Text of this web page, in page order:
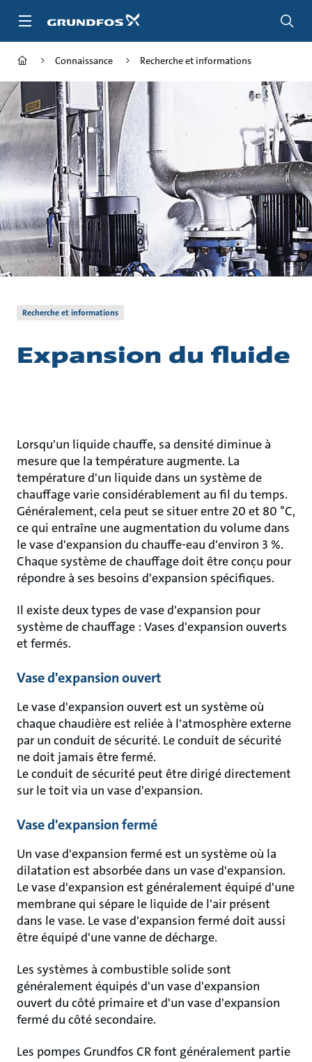
Connaissance Recherche et informations
Recherche et informations
Expansion du fluide
Lorsqu'un liquide chauffe, sa densité diminue à
mesure que la température augmente. La
température d'un liquide dans un système de
chauffage varie considérablement au fil du temps.
Généralement, cela peut se situer entre 20 et 80 °C,
ce qui entraîne une augmentation du volume dans
le vase d'expansion du chauffe-eau d'environ 3 %.
Chaque système de chauffage doit être conçu pour
répondre à ses besoins d'expansion spécifiques.
Il existe deux types de vase d'expansion pour
système de chauffage : Vases d'expansion ouverts
et fermés.
Vase d'expansion ouvert
Le vase d'expansion ouvert est un système où
chaque chaudière est reliée à l'atmosphère externe
par un conduit de sécurité. Le conduit de sécurité
ne doit jamais être fermé.
Le conduit de sécurité peut être dirigé directement
sur le toit via un vase d'expansion.
Vase d'expansion fermé
Un vase d'expansion fermé est un système où la
dilatation est absorbée dans un vase d'expansion.
Le vase d'expansion est généralement équipé d'une
membrane qui sépare le liquide de l'air présent
dans le vase. Le vase d'expansion fermé doit aussi
être équipé d'une vanne de décharge.
Les systèmes à combustible solide sont
généralement équipés d'un vase d'expansion
ouvert du côté primaire et d'un vase d'expansion
fermé du côté secondaire.
Les pompes Grundfos CR font généralement partie